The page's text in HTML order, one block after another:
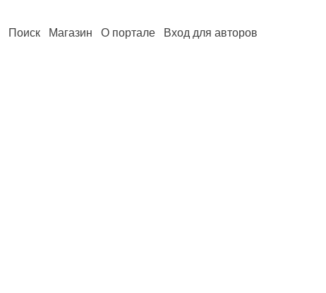
Поиск Магазин О портале Вход для авторов